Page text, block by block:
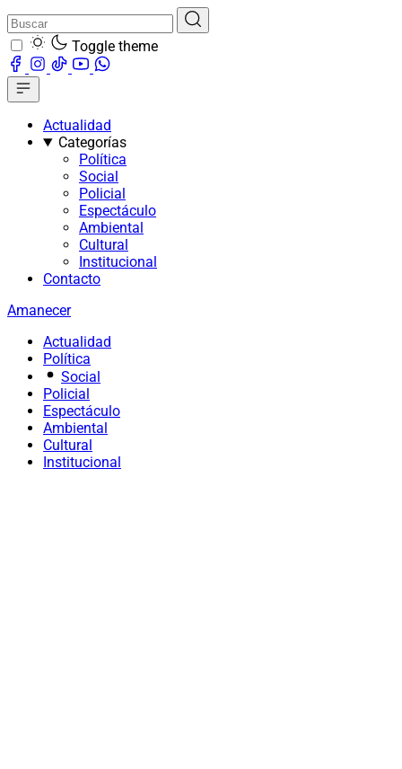
Toggle theme
Actualidad
Categorías
Política
Social
Policial
Espectáculo
Ambiental
Cultural
Institucional
Contacto
Amanecer
Actualidad
Política
Social
Policial
Espectáculo
Ambiental
Cultural
Institucional